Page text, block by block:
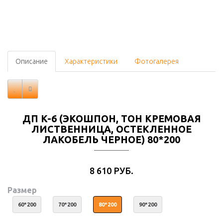
Описание Характеристики Фотогалерея
ДП K-6 (ЭКОШПОН, ТОН КРЕМОВАЯ
ЛИСТВЕННИЦА, ОСТЕКЛЕННОЕ
ЛАКОБЕЛЬ ЧЕРНОЕ) 80*200
8 610 РУБ.
Размер
60*200 70*200 80*200 90*200